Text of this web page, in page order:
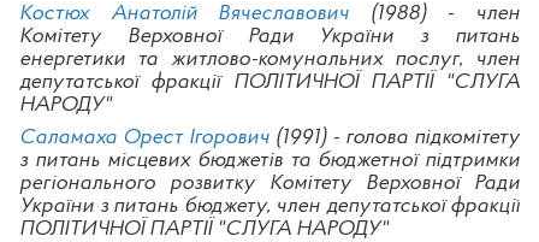
Костюх Анатолій Вячеславович (1988) - член
Комітету Верховної Ради України з питань
енергетики та житлово-комунальних послуг, член
депутатської фракції ПОЛІТИЧНОЇ ПАРТІЇ "СЛУГА
НАРОДУ"
Саламаха Орест Ігорович (1991) - голова підкомітету
з питань місцевих бюджетів та бюджетної підтримки
регіонального розвитку Комітету Верховної Ради
України з питань бюджету, член депутатської фракції
ПОЛІТИЧНОЇ ПАРТІЇ "СЛУГА НАРОДУ"